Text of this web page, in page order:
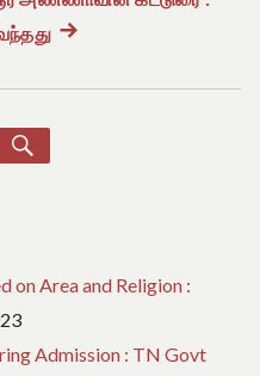
Next
on Area and Religion :
Admission : TN Govt